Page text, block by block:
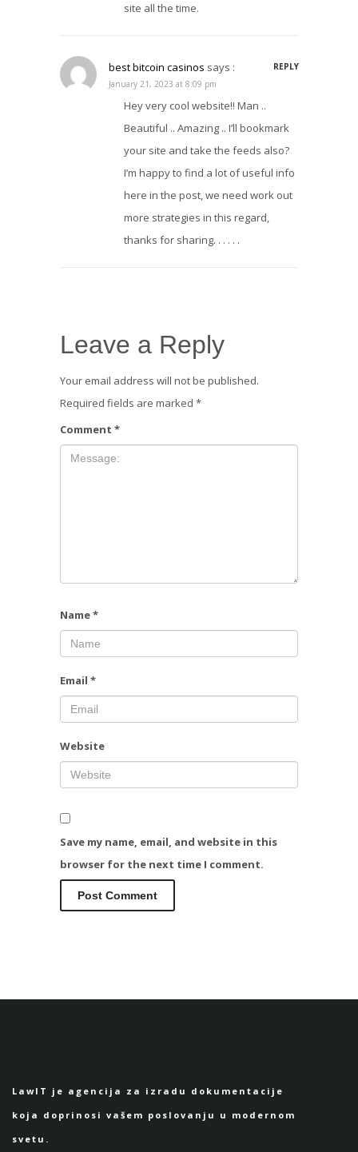
site all the time.
best bitcoin casinos says :
REPLY
January 21, 2023 at 8:09 pm
Hey very cool website!! Man ..
Beautiful .. Amazing .. I’ll bookmark
your site and take the feeds also?
I’m happy to find a lot of useful info
here in the post, we need work out
more strategies in this regard,
thanks for sharing. . . . . .
Leave a Reply
Your email address will not be published.
Required fields are marked *
Comment *
Name*
Email *
Website
Save my name, email, and website in this
browser for the next time I comment.
LawIT je agencija za izradu dokumentacije
koja doprinosi vašem poslovanju u modernom
svetu.